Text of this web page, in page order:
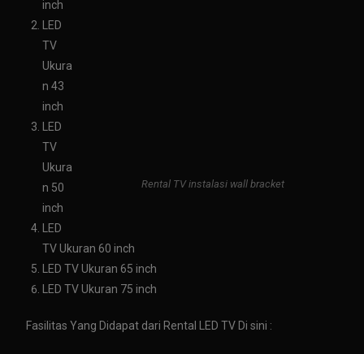
Rental TV instalasi wall bracket
inch
LED
TV
Ukura
n 43
inch
LED
TV
Ukura
n 50
inch
LED
TV Ukuran 60 inch
LED TV Ukuran 65 inch
LED TV Ukuran 75 inch
Fasilitas Yang Didapat dari Rental LED TV Di sini :